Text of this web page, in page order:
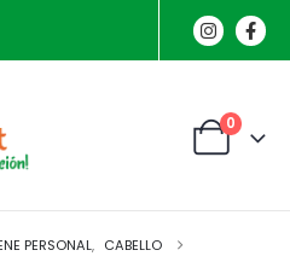
0
PERSONAL, CABELLO